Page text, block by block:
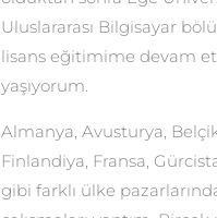
Uluslararası Bilgisayar
lisans eğitimime devam
yaşıyorum.
Almanya, Avusturya,
Finlandiya, Fransa,
gibi farklı ülke